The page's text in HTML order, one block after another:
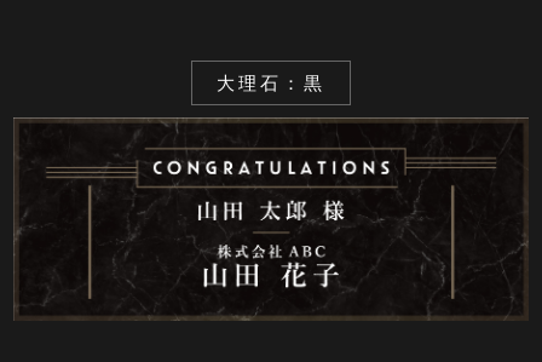
大理石：黒